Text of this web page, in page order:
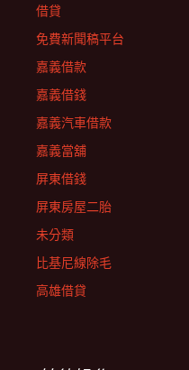
借貸
免費新聞稿平台
嘉義借款
嘉義借錢
嘉義汽車借款
嘉義當舖
屏東借錢
屏東房屋二胎
未分類
比基尼線除毛
高雄借貸